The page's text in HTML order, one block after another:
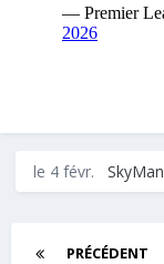
le 4 févr. SkyMan
PRÉCÉDENT